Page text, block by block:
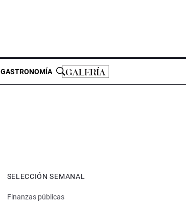
GASTRONOMÍA
SELECCIÓN SEMANAL
Finanzas públicas